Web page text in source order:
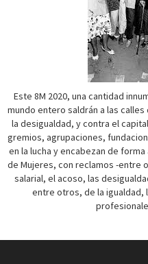
Este 8M 2020, una cantidad
mundo entero saldrán a las
la desigualdad, y contra el
gremios, agrupaciones,
en la lucha y encabezan de
de Mujeres, con reclamos -entre
salarial, el acoso, las
entre otros, de la